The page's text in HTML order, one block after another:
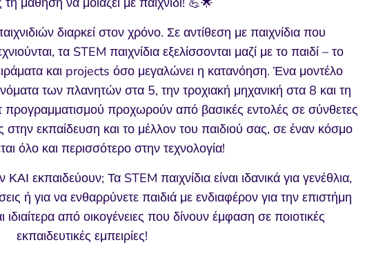
διαρκεί στον χρόνο. Σε αντίθεση με παιχνίδια που
τα STEM παιχνίδια εξελίσσονται μαζί με το παιδί – το
και projects όσο μεγαλώνει η κατανόηση. Ένα μοντέλο
των πλανητών στα 5, την τροχιακή μηχανική στα 8 και τη
προχωρούν από βασικές εντολές σε σύνθετες
στην εκπαίδευση και το μέλλον του παιδιού σας, σε έναν κόσμο
όλο και περισσότερο στην τεχνολογία!
εκπαιδεύουν; Τα STEM παιχνίδια είναι ιδανικά για γενέθλια,
ή για να ενθαρρύνετε παιδιά με ενδιαφέρον για την επιστήμη
ιδιαίτερα από οικογένειες που δίνουν έμφαση σε ποιοτικές
εκπαιδευτικές εμπειρίες!